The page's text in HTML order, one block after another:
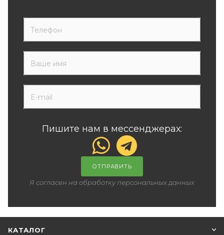
Пишите нам в мессенджерах:
ОТПРАВИТЬ
Я согласен на обработку персональных данных
КАТАЛОГ